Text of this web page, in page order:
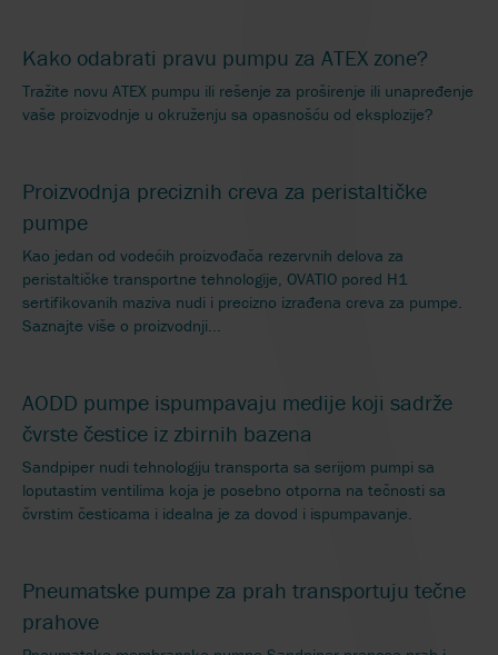
Kako odabrati pravu pumpu za ATEX zone?
Tražite novu ATEX pumpu ili rešenje za proširenje ili unapređenje
vaše proizvodnje u okruženju sa opasnošću od eksplozije?
Proizvodnja preciznih creva za peristaltičke
pumpe
Kao jedan od vodećih proizvođača rezervnih delova za
peristaltičke transportne tehnologije, OVATIO pored H1
sertifikovanih maziva nudi i precizno izrađena creva za pumpe.
Saznajte više o proizvodnji...
AODD pumpe ispumpavaju medije koji sadrže
čvrste čestice iz zbirnih bazena
Sandpiper nudi tehnologiju transporta sa serijom pumpi sa
loputastim ventilima koja je posebno otporna na tečnosti sa
čvrstim česticama i idealna je za dovod i ispumpavanje.
Pneumatske pumpe za prah transportuju tečne
prahove